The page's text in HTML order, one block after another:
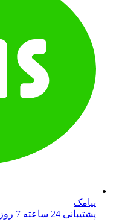
پیامک
پشتیبانی 24 ساعته 7 روز هفته